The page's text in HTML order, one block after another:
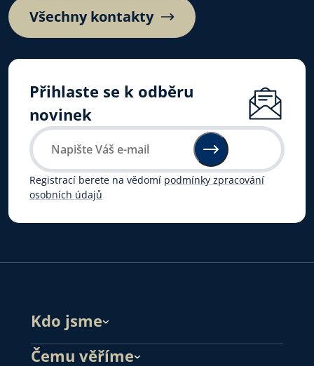
Všechny kontakty
Přihlaste se k odběru
novinek
Registrací berete na vědomí podmínky zpracování
osobních údajů
Kdo jsme
Čemu věříme